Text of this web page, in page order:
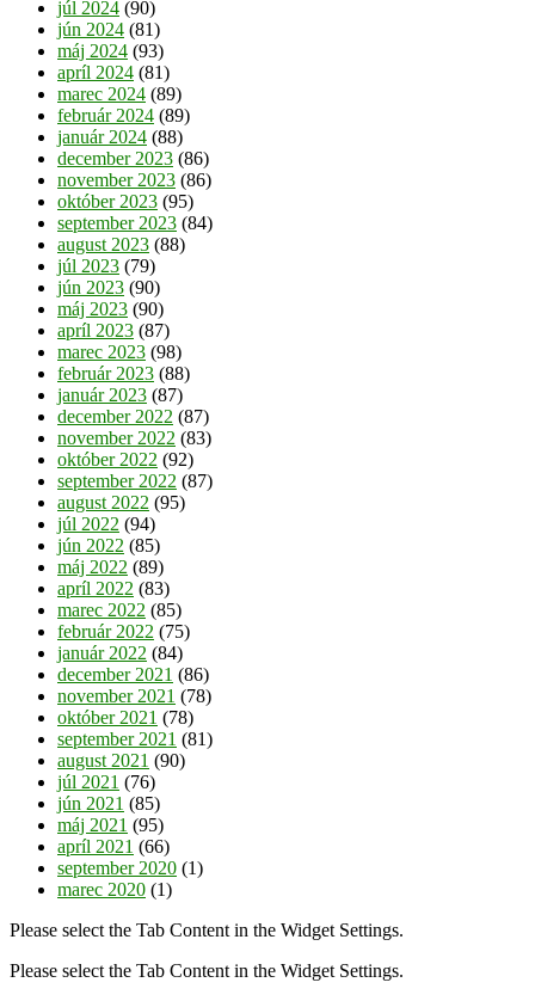
júl 2024 (90)
jún 2024 (81)
máj 2024 (93)
apríl 2024 (81)
marec 2024 (89)
február 2024 (89)
január 2024 (88)
december 2023 (86)
november 2023 (86)
október 2023 (95)
september 2023 (84)
august 2023 (88)
júl 2023 (79)
jún 2023 (90)
máj 2023 (90)
apríl 2023 (87)
marec 2023 (98)
február 2023 (88)
január 2023 (87)
december 2022 (87)
november 2022 (83)
október 2022 (92)
september 2022 (87)
august 2022 (95)
júl 2022 (94)
jún 2022 (85)
máj 2022 (89)
apríl 2022 (83)
marec 2022 (85)
február 2022 (75)
január 2022 (84)
december 2021 (86)
november 2021 (78)
október 2021 (78)
september 2021 (81)
august 2021 (90)
júl 2021 (76)
jún 2021 (85)
máj 2021 (95)
apríl 2021 (66)
september 2020 (1)
marec 2020 (1)
Please select the Tab Content in the Widget Settings.
Please select the Tab Content in the Widget Settings.